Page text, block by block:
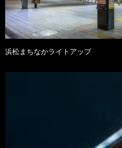
浜松まちなかライトアップ